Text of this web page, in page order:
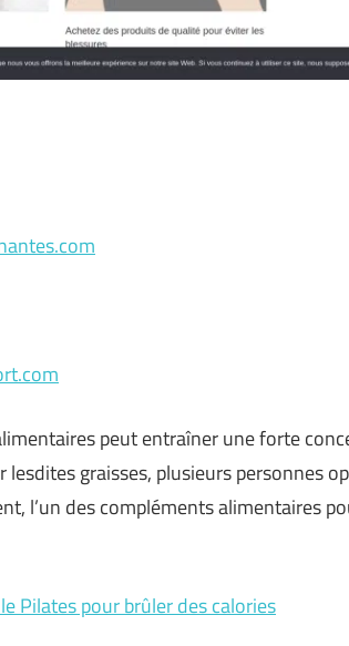
peut entraîner une forte
lesdites graisses, plusieurs personnes
l’un des compléments alimentaires
Pilates pour brûler des calories